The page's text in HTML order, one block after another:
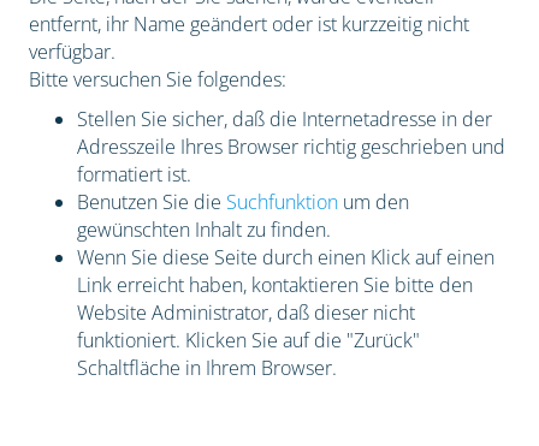
entfernt, ihr Name geändert oder ist kurzzeitig nicht
verfügbar.
Bitte versuchen Sie folgendes:
Stellen Sie sicher, daß die Internetadresse in der
Adresszeile Ihres Browser richtig geschrieben und
formatiert ist.
Benutzen Sie die Suchfunktionum den
gewünschten Inhalt zu finden.
Wenn Sie diese Seite durch einen Klick auf einen
Link erreicht haben, kontaktieren Sie bitte den
Website Administrator, daß dieser nicht
funktioniert. Klicken Sie auf die "Zurück"
Schaltfläche in Ihrem Browser.